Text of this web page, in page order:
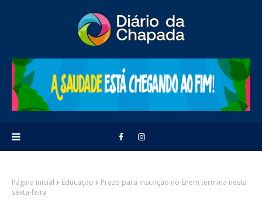
Página inicial Educação
Prazo para inscrição no Enem termina nesta
sexta-feira